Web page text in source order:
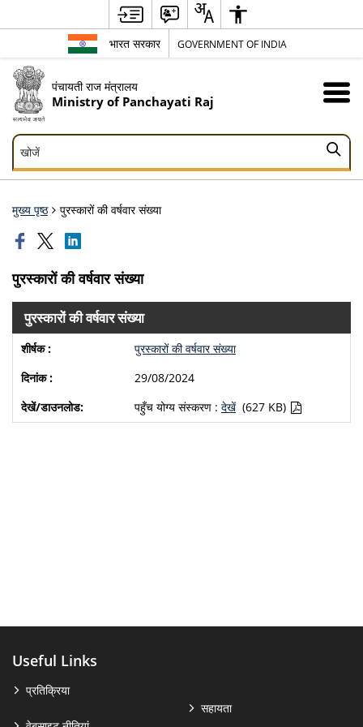
भारत सरकार GOVERNMENT OF INDIA
पंचायती राज मंत्रालय
Ministry of Panchayati Raj
खोजें
खोजें
मुख्य पृष्ठ पुरस्कारों की वर्षवार संख्या
पुरस्कारों की वर्षवार संख्या
पुरस्कारों की वर्षवार संख्या
पुरस्कारों की वर्षवार संख्या
29/08/2024
पहुँच योग्य संस्करण : देखें (627 KB)
Useful Links
प्रतिक्रिया
सहायता